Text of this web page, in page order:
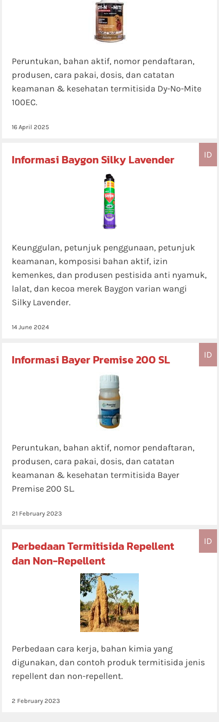
Peruntukan, bahan aktif, nomor pendaftaran,
produsen, cara pakai, dosis, dan catatan
keamanan & kesehatan termitisida Dy-No-Mite
100EC.
16 April 2025
ID
Informasi Baygon Silky Lavender
Keunggulan, petunjuk penggunaan, petunjuk
keamanan, komposisi bahan aktif, izin
kemenkes, dan produsen pestisida anti nyamuk,
lalat, dan kecoa merek Baygon varian wangi
Silky Lavender.
14 June 2024
ID
Informasi Bayer Premise 200 SL
Peruntukan, bahan aktif, nomor pendaftaran,
produsen, cara pakai, dosis, dan catatan
keamanan & kesehatan termitisida Bayer
Premise 200 SL.
21 February 2023
ID
Perbedaan Termitisida Repellent
dan Non-Repellent
Perbedaan cara kerja, bahan kimia yang
digunakan, dan contoh produk termitisida jenis
repellent dan non-repellent.
2 February 2023